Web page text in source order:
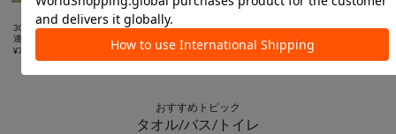

3COINS
連結できる2段小物入れ
¥770

3COINS
キーホルダースタンド／コレ
クション収納
¥660

3COINS
スタッキングトップオーガナ
イザー
¥770
おすすめトピック
タオル/バス/トイレ